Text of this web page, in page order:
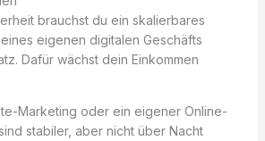
brauchst du ein skalierbares
eigenen digitalen Geschäfts
Dafür wächst dein Einkommen
Marketing oder ein eigener Online-
stabiler, aber nicht über Nacht